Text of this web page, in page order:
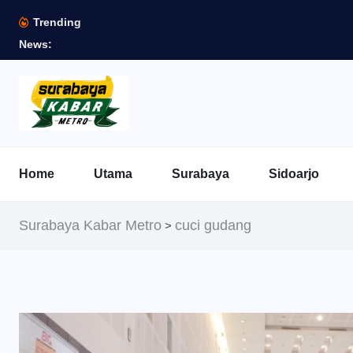
Trending
News:
Home Utama Surabaya Sidoarjo
Surabaya Kabar Metro > cuci gudang